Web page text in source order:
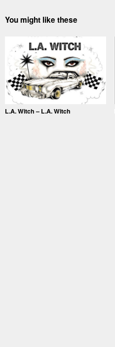
You might like these
L.A. Witch – L.A. Witch